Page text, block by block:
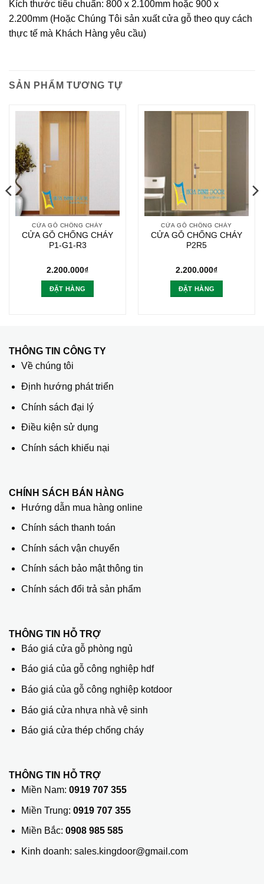
Kích thước tiêu chuẩn: 800 x 2.100mm hoặc 900 x
2.200mm (Hoặc Chúng Tôi sản xuất cửa gỗ theo quy cách
thực tế mà Khách Hàng yêu cầu)
SẢN PHẨM TƯƠNG TỰ
CỬA GỖ CHỐNG CHÁY
CỬA GỖ CHỐNG CHÁY
P1-G1-R3
2.200.000₫
ĐẶT HÀNG
CỬA GỖ CHỐNG CHÁY
CỬA GỖ CHỐNG CHÁY
P2R5
2.200.000₫
ĐẶT HÀNG
THÔNG TIN CÔNG TY
Về chúng tôi
Định hướng phát triển
Chính sách đại lý
Điều kiện sử dụng
Chính sách khiếu nại
CHÍNH SÁCH BÁN HÀNG
Hướng dẫn mua hàng online
Chính sách thanh toán
Chính sách vận chuyển
Chính sách bảo mật thông tin
Chính sách đổi trả sản phẩm
THÔNG TIN HỖ TRỢ
Báo giá cửa gỗ phòng ngủ
Báo giá của gỗ công nghiệp hdf
Báo giá của gỗ công nghiệp kotdoor
Báo giá cửa nhựa nhà vệ sinh
Báo giá cửa thép chống cháy
THÔNG TIN HỖ TRỢ
Miền Nam: 0919 707 355
Miền Trung: 0919 707 355
Miền Bắc: 0908 985 585
Kinh doanh: sales.kingdoor@gmail.com